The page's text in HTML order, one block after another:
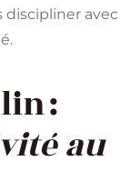
avec
:
au